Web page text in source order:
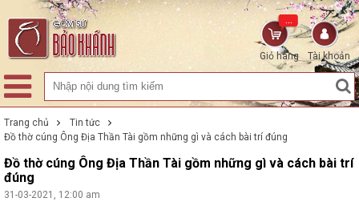
Tài khoản
Giỏ hàng
...
Trang chủ
Tin tức
Đồ thờ cúng Ông Địa Thần Tài gồm những gì và cách bài trí đúng
Đồ thờ cúng Ông Địa Thần Tài gồm những gì và cách bài trí
đúng
31-03-2021, 12:00 am